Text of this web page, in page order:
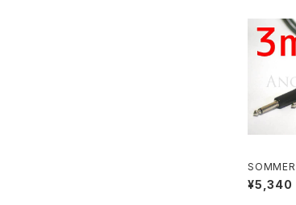
プラグ S-
¥5,340